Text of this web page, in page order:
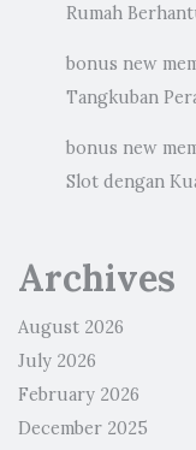
Rumah
bonus new
Tangkuban
bonus new
Slot dengan
Archives
August 2026
July 2026
February 2026
December 2025